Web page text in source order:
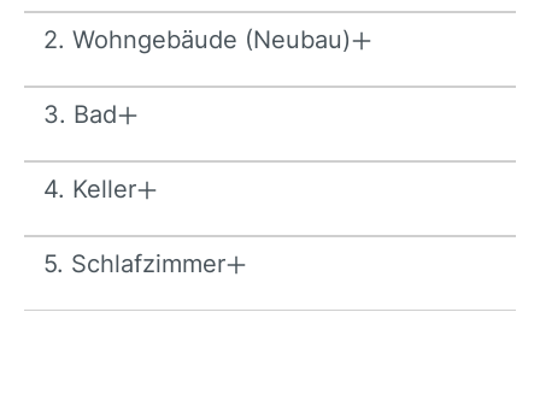
2. Wohngebäude (Neubau)
3. Bad
4. Keller
5. Schlafzimmer